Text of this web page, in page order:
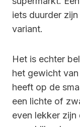
iets duurder
variant.
Het is echter
het gewicht
heeft op de
een lichte of
even lekker